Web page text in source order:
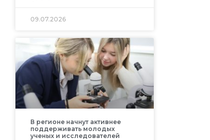
09.07.2026
В регионе начнут активнее
поддерживать молодых
ученых и исследователей